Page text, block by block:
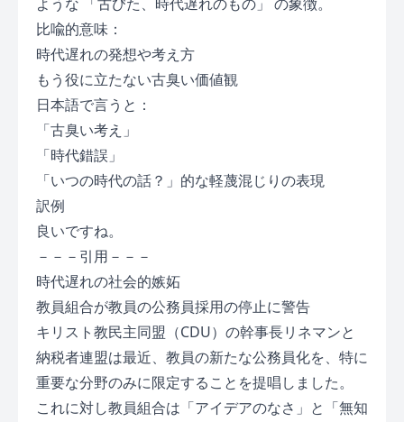
ような 「古びた、時代遅れのもの」 の象徴。
比喩的意味：
時代遅れの発想や考え方
もう役に立たない古臭い価値観
日本語で言うと：
「古臭い考え」
「時代錯誤」
「いつの時代の話？」的な軽蔑混じりの表現
訳例
良いですね。
－－－引用－－－
時代遅れの社会的嫉妬
教員組合が教員の公務員採用の停止に警告
キリスト教民主同盟（CDU）の幹事長リネマンと
納税者連盟は最近、教員の新たな公務員化を、特に
重要な分野のみに限定することを提唱しました。
これに対し教員組合は「アイデアのなさ」と「無知